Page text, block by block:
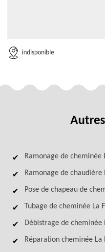
indisponible
Ramonage de cheminée
Ramonage de chaudière
Pose de chapeau de
Tubage de cheminée La
Débistrage de cheminée
Réparation cheminée La